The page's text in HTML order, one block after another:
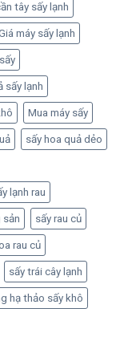
tây sấy lạnh
máy sấy lạnh
sấy lạnh
Mua máy sấy
sấy hoa quả dẻo
lạnh rau
sản sấy rau củ
rau củ
sấy trái cây lạnh
hạ thảo sấy khô